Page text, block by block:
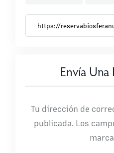
Envía Una
Tu dirección de
publicada. Los